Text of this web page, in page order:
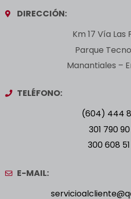
DIRECCIÓN:
Km 17 Vía Las
Parque
Manantiales –
TELÉFONO:
(604) 444
301 790
300 608
E-MAIL: